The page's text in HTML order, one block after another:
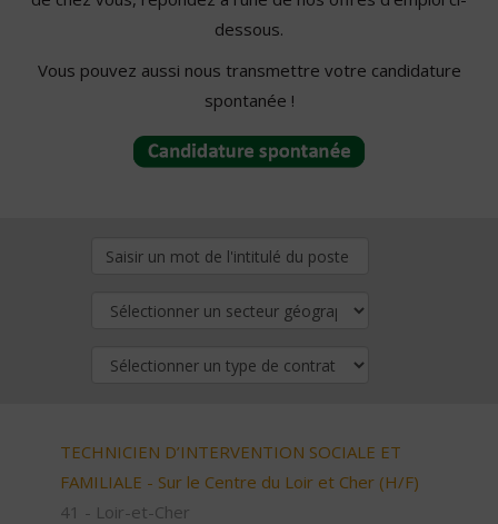
dessous.
Vous pouvez aussi nous transmettre votre candidature
spontanée !
TECHNICIEN D’INTERVENTION SOCIALE ET
FAMILIALE - Sur le Centre du Loir et Cher (H/F)
41 - Loir-et-Cher